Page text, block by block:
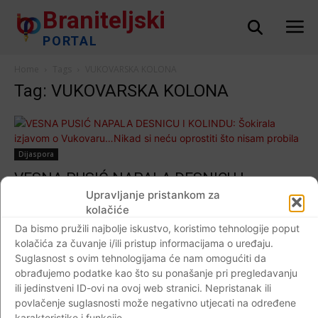
Upravljanje pristankom za
kolačiće
Da bismo pružili najbolje iskustvo, koristimo tehnologije poput
kolačića za čuvanje i/ili pristup informacijama o uređaju.
Suglasnost s ovim tehnologijama će nam omogućiti da
obrađujemo podatke kao što su ponašanje pri pregledavanju
ili jedinstveni ID-ovi na ovoj web stranici. Nepristanak ili
povlačenje suglasnosti može negativno utjecati na određene
Braniteljski
PORTAL
Tag: VUKOVARSKA KOLONA
Dijaspora
VESNA PUSIĆ NAPALA DESNICU I
KOLINDU: Šokirala izjavom o Vukovaru…
Nikad si neću oprostiti što nisam probila
to…
Braniteljski portal - 11.11.2018